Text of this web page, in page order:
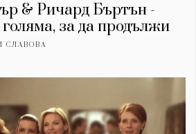
& Ричард Бъртън -
за да продължи
СЛАВОВА
ЗА НАС
ползване
Реклама
Политика за